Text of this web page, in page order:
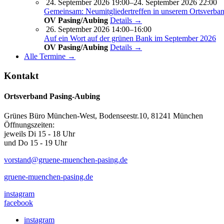
24. September 2026 19:00–24. September 2026 22:00
Gemeinsam: Neumitgliedertreffen in unserem
OV Pasing/Aubing Details →
26. September 2026 14:00–16:00
Auf ein Wort auf der grünen Bank im September 2026
OV Pasing/Aubing Details →
Alle Termine →
Kontakt
Ortsverband Pasing-Aubing
Grünes Büro München-West, Bodenseestr.10, 81241 München
Öffnungszeiten:
jeweils Di 15 - 18 Uhr
und Do 15 - 19 Uhr
vorstand@gruene-muenchen-pasing.de
gruene-muenchen-pasing.de
instagram
facebook
instagram